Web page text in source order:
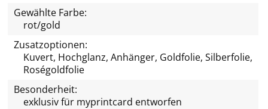
Gewählte Farbe:
rot/gold
Zusatzoptionen:
Kuvert, Hochglanz, Anhänger, Goldfolie, Silberfolie,
Roségoldfolie
Besonderheit:
exklusiv für myprintcard entworfen